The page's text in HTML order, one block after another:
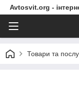
Avtosvit.org -
Товари та